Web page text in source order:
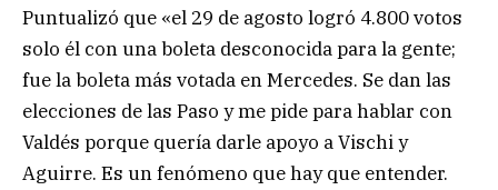
Puntualizó que «el 29 de agosto logró 4.800 votos
solo él con una boleta desconocida para la gente;
fue la boleta más votada en Mercedes. Se dan las
elecciones de las Paso y me pide para hablar con
Valdés porque quería darle apoyo a Vischi y
Aguirre. Es un fenómeno que hay que entender.